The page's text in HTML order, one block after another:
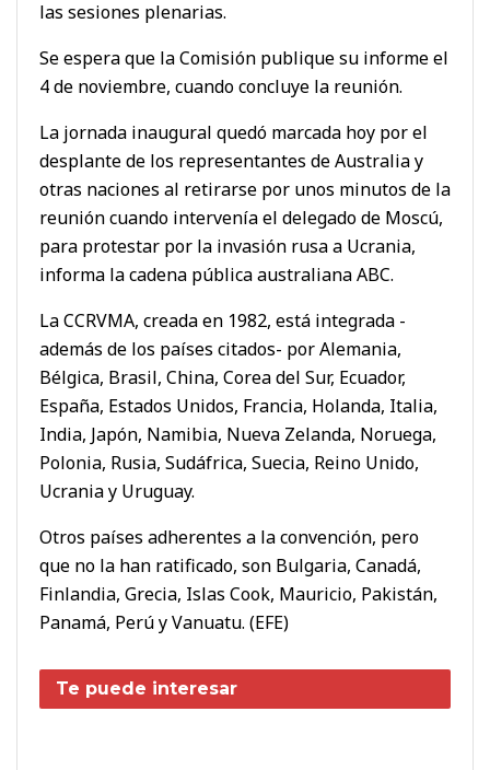
las sesiones plenarias.
Se espera que la Comisión publique su informe el
4 de noviembre, cuando concluye la reunión.
La jornada inaugural quedó marcada hoy por el
desplante de los representantes de Australia y
otras naciones al retirarse por unos minutos de la
reunión cuando intervenía el delegado de Moscú,
para protestar por la invasión rusa a Ucrania,
informa la cadena pública australiana ABC.
La CCRVMA, creada en 1982, está integrada -
además de los países citados- por Alemania,
Bélgica, Brasil, China, Corea del Sur, Ecuador,
España, Estados Unidos, Francia, Holanda, Italia,
India, Japón, Namibia, Nueva Zelanda, Noruega,
Polonia, Rusia, Sudáfrica, Suecia, Reino Unido,
Ucrania y Uruguay.
Otros países adherentes a la convención, pero
que no la han ratificado, son Bulgaria, Canadá,
Finlandia, Grecia, Islas Cook, Mauricio, Pakistán,
Panamá, Perú y Vanuatu. (EFE)
Te puede interesar